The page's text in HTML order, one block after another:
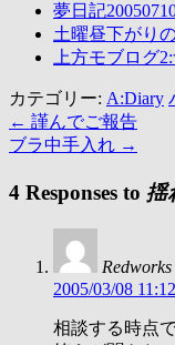
夢日記
土曜昼下がり
上方モブログ
カテゴリー: A:Diary
← 謹んでご報告
ブラ中手入れ →
4 Responses to 揺
Redworks
2005/03/08 11:12
相談する時点